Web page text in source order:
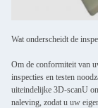
Wat onderscheidt de
Om de conformiteit van
inspecties en testen
uiteindelijke 3D-scanU
naleving, zodat u uw